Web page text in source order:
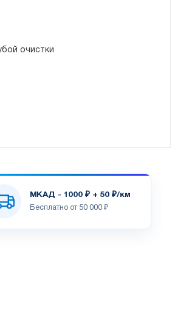
очистки
МКАД - 1000 ₽ + 50 ₽/км
Бесплатно от 50 000 ₽